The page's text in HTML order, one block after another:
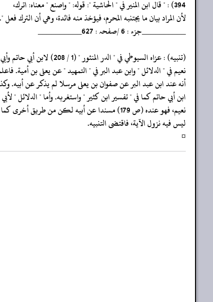
‏‏‏‏لأن المراد بيان ما يجتنبه المحرم، فيؤخذ منه فائدة، وهي أن الترك فعل ".
‏‏‏‏__________جزء : 6 /صفحہ : 627__________
‏‏‏‏(تنبيه) : عزاه السيوطي في " الدر المنثور " (1 / 208) لابن أبي حاتم وأبي
‏‏‏‏نعيم في " الدلائل " وابن عبد البر في " التمهيد " عن يعلى بن أمية.
‏‏‏‏أنه عند ابن عبد البر عن صفوان بن يعلى مرسلا لم يذكر عن أبيه.
‏‏‏‏ابن أبي حاتم كما في " تفسير ابن كثير " واستغربه. وأما " الدلائل " لأبي
‏‏‏‏نعيم، فهو عنده (ص 179) مسندا عن أبيه لكن من طريق أخرى كما هو عند الشيخين
‏‏‏‏ليس فيه نزول الآية، فاقتضى التنبيه.
‏‏‏‏¤